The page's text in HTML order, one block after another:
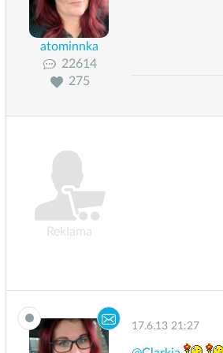
atominnka
22614
275
Reklama
17.6.13 21:27